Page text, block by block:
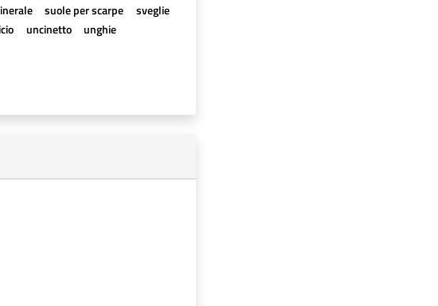
suole per scarpe
sveglie
uncinetto
unghie